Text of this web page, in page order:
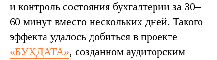
и контроль состояния бухгалтерии за 30–
60 минут вместо нескольких дней. Такого
эффекта удалось добиться в проекте
«БУХДАТА», созданном аудиторским